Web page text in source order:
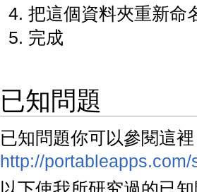
把這個資料夾重新命
完成
已知問題
已知問題你可以參閱這
http://